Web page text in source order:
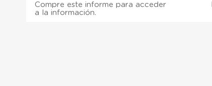
Compre este informe para acceder
a la información.